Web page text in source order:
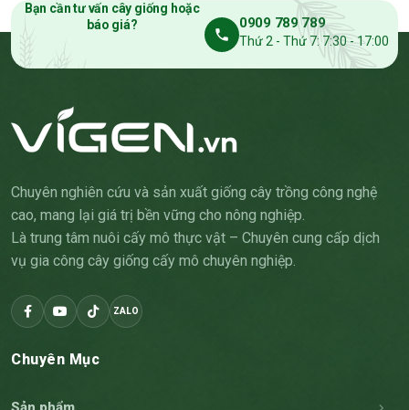
Bạn cần tư vấn cây giống hoặc
báo giá?
0909 789 789
Thứ 2 - Thứ 7: 7:30 - 17:00
Chuyên nghiên cứu và sản xuất giống cây trồng công nghệ
cao, mang lại giá trị bền vững cho nông nghiệp.
Là trung tâm nuôi cấy mô thực vật – Chuyên cung cấp dịch
vụ gia công cây giống cấy mô chuyên nghiệp.
ZALO
Chuyên Mục